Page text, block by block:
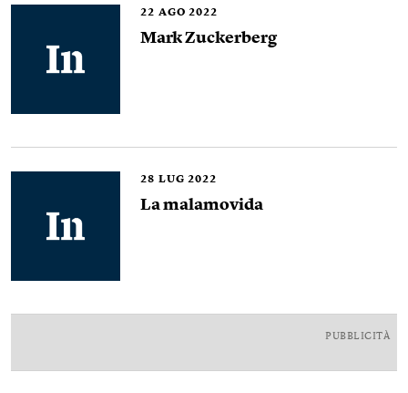
22 AGO 2022
Mark Zuckerberg
28 LUG 2022
La malamovida
PUBBLICITÀ